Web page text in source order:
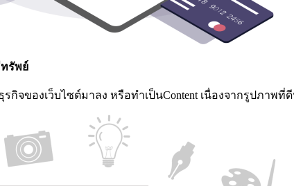
ทรัพย์
กิจของเว็บไซต์มาลง หรือทำเป็นContent เนื่องจากรูปภาพ